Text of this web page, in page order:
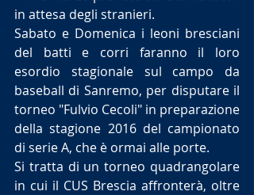
in attesa degli stranieri.
Sabato e Domenica i leoni bresciani
del batti e corri faranno il loro
esordio stagionale sul campo da
baseball di Sanremo, per disputare il
torneo "Fulvio Cecoli" in preparazione
della stagione 2016 del campionato
di serie A, che è ormai alle porte.
Si tratta di un torneo quadrangolare
in cui il CUS Brescia affronterà, oltre